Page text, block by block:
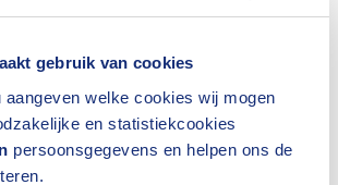
gebruik van cookies
aangeven welke cookies wij mogen
en statistiekcookies
persoonsgegevens en helpen ons de
kunnen klanten het diefstalrisico
door onder meer gebruik te maken